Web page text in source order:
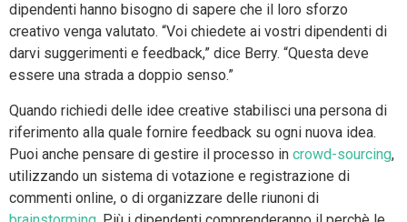
dipendenti hanno bisogno di sapere che il loro sforzo
creativo venga valutato. “Voi chiedete ai vostri dipendenti di
darvi suggerimenti e feedback,” dice Berry. “Questa deve
essere una strada a doppio senso.”
Quando richiedi delle idee creative stabilisci una persona di
riferimento alla quale fornire feedback su ogni nuova idea.
Puoi anche pensare di gestire il processo in crowd-sourcing,
utilizzando un sistema di votazione e registrazione di
commenti online, o di organizzare delle riunoni di